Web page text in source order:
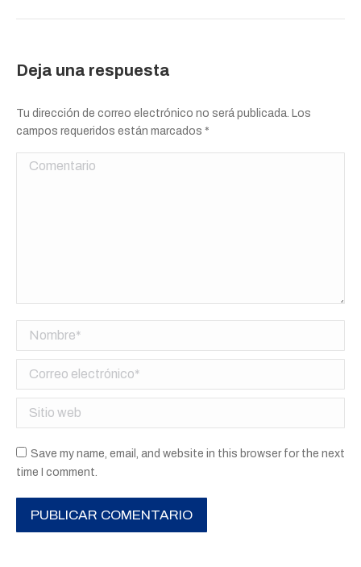
Deja una respuesta
Tu dirección de correo electrónico no será publicada. Los
campos requeridos están marcados *
Comentario
Nombre *
Correo electrónico *
Sitio web
Save my name, email, and website in this browser for the next
time I comment.
PUBLICAR COMENTARIO